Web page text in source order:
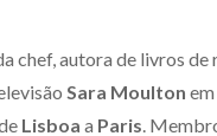
chef, autora de livros de
Sara Moulton
Lisboa a Paris .